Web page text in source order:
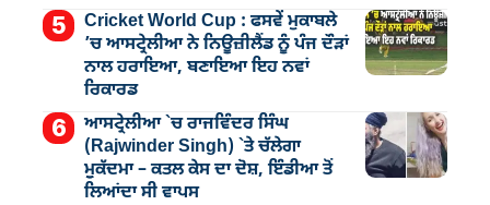
Cricket World Cup : ਫਸਵੇਂ ਮੁਕਾਬਲੇ
’ਚ ਆਸਟ੍ਰੇਲੀਆ ਨੇ ਨਿਊਜ਼ੀਲੈਂਡ ਨੂੰ ਪੰਜ ਦੌੜਾਂ
ਨਾਲ ਹਰਾਇਆ, ਬਣਾਇਆ ਇਹ ਨਵਾਂ
ਰਿਕਾਰਡ
ਆਸਟ੍ਰੇਲੀਆ `ਚ ਰਾਜਵਿੰਦਰ ਸਿੰਘ
(Rajwinder Singh) `ਤੇ ਚੱਲੇਗਾ
ਮੁੁਕੱਦਮਾ – ਕਤਲ ਕੇਸ ਦਾ ਦੋਸ਼, ਇੰਡੀਆ ਤੋਂ
ਲਿਆਂਦਾ ਸੀ ਵਾਪਸ